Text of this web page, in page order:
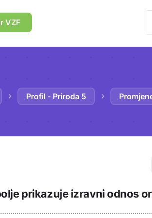
VZF
Profil - Priroda 5
Trebaš biti
sadržaj u
prikazuje izravni odnos